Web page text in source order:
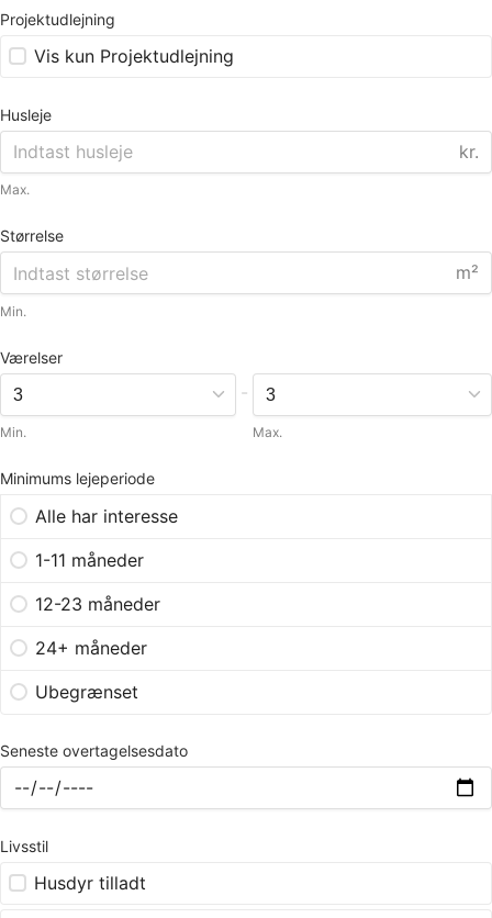
Projektudlejning
Vis kun Projektudlejning
Husleje
kr.
Max.
Størrelse
m²
Min.
Værelser
Min.
-
Max.
Minimums lejeperiode
Alle har interesse
1-11 måneder
12-23 måneder
24+ måneder
Ubegrænset
Seneste overtagelsesdato
Livsstil
Husdyr tilladt